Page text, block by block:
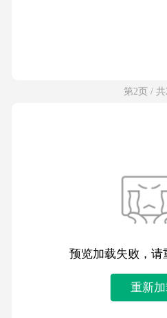
第2页 / 共
预览加载失败，请
重新